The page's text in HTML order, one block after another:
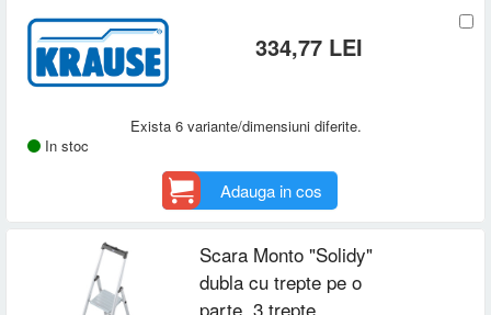
334,77 LEI
Exista 6 variante/dimensiuni diferite.
In stoc
Adauga in cos
Scara Monto "Solidy"
dubla cu trepte pe o
parte, 3 trepte